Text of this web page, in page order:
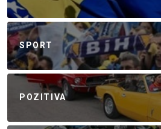
SPORT
POZITIVA